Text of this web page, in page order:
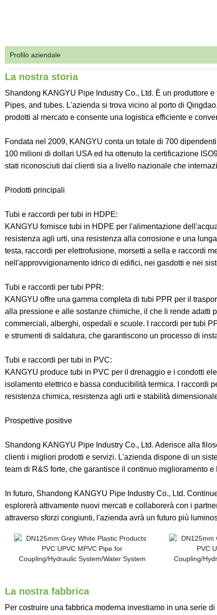
Profilo aziendale
La nostra storia
Shandong KANGYU Pipe Industry Co., Ltd. È un produttore
Pipes, and tubes. L'azienda si trova vicino al porto di
prodotti al mercato e consente una logistica efficiente e
Fondata nel 2009, KANGYU conta un totale di 700
100 milioni di dollari USA ed ha ottenuto la certificazione
stati riconosciuti dai clienti sia a livello nazionale che
Prodotti principali
Tubi e raccordi per tubi in HDPE:
KANGYU fornisce tubi in HDPE per l'alimentazione
resistenza agli urti, una resistenza alla corrosione e una
testa, raccordi per elettrofusione, morsetti a sella e raccordi
nell'approvvigionamento idrico di edifici, nei gasdotti e nei
Tubi e raccordi per tubi PPR:
KANGYU offre una gamma completa di tubi PPR per il
alla pressione e alle sostanze chimiche, il che li rende
commerciali, alberghi, ospedali e scuole. I raccordi per tubi
e strumenti di saldatura, che garantiscono un processo di
Tubi e raccordi per tubi in PVC:
KANGYU produce tubi in PVC per il drenaggio e i condotti
isolamento elettrico e bassa conducibilità termica. I raccordi
resistenza chimica, resistenza agli urti e stabilità
Prospettive positive
Shandong KANGYU Pipe Industry Co., Ltd. Aderisce alla
clienti i migliori prodotti e servizi. L'azienda dispone di un
team di R&S forte, che garantisce il continuo miglioramento
In futuro, Shandong KANGYU Pipe Industry Co., Ltd.
esplorerà attivamente nuovi mercati e collaborerà con i
attraverso sforzi congiunti, l'azienda avrà un futuro più
La nostra fabbrica
Per costruire una fabbrica moderna investiamo in una serie